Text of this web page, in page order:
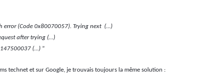
error (Code 0x80070057). Trying next (…)
after trying (…)
(…) ”
technet et sur Google, je trouvais toujours la même solution :